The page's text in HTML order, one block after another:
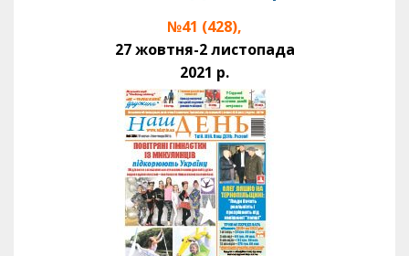
№41 (428),
27 жовтня-2 листопада
2021 р.